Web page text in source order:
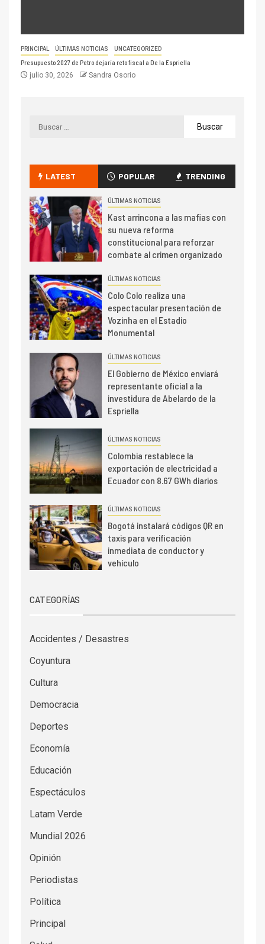
PRINCIPAL ÚLTIMAS NOTICIAS UNCATEGORIZED
Presupuesto 2027 de Petro dejaría reto fiscal a De la Espriella
julio 30, 2026 Sandra Osorio
LATEST POPULAR TRENDING
ÚLTIMAS NOTICIAS
Kast arrincona a las mafias con
su nueva reforma
constitucional para reforzar
combate al crimen organizado
ÚLTIMAS NOTICIAS
Colo Colo realiza una
espectacular presentación de
Vozinha en el Estadio
Monumental
ÚLTIMAS NOTICIAS
El Gobierno de México enviará
representante oficial a la
investidura de Abelardo de la
Espriella
ÚLTIMAS NOTICIAS
Colombia restablece la
exportación de electricidad a
Ecuador con 8.67 GWh diarios
ÚLTIMAS NOTICIAS
Bogotá instalará códigos QR en
taxis para verificación
inmediata de conductor y
vehículo
CATEGORÍAS
Accidentes / Desastres
Coyuntura
Cultura
Democracia
Deportes
Economía
Educación
Espectáculos
Latam Verde
Mundial 2026
Opinión
Periodistas
Política
Principal